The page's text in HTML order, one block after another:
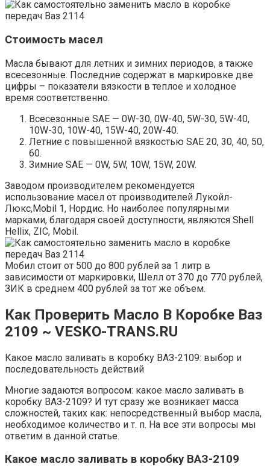
Стоимость масел
Масла бывают для летних и зимних периодов, а также
всесезонные. Последние содержат в маркировке две
цифры – показатели вязкости в теплое и холодное
время соответственно.
Всесезонные SAE — 0W-30, 0W-40, 5W-30, 5W-40,
10W-30, 10W-40, 15W-40, 20W-40.
Летние с повышенной вязкостью SAE 20, 30, 40, 50,
60.
Зимние SAE — 0W, 5W, 10W, 15W, 20W.
Заводом производителем рекомендуется
использование масел от производителей Лукойл-
Люкс,Mobil 1, Нордис. Но наиболее популярными
марками, благодаря своей доступности, являются Shell
Hellix, ZIC, Mobil.
Мобил стоит от 500 до 800 рублей за 1 литр в
зависимости от маркировки, Шелл от 370 до 770 рублей,
ЗИК в среднем 400 рублей за тот же объем.
Как Проверить Масло В Коробке Ваз
2109 ~ VESKO-TRANS.RU
Какое масло заливать в коробку ВАЗ-2109: выбор и
последовательность действий
Многие задаются вопросом: какое масло заливать в
коробку ВАЗ-2109? И тут сразу же возникает масса
сложностей, таких как: непосредственный выбор масла,
необходимое количество и т. п. На все эти вопросы мы
ответим в данной статье.
Какое масло заливать в коробку ВАЗ-2109